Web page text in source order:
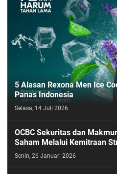
5 Alasan Rexona Men Ice
Panas Indonesia
Selasa, 14 Juli 2026
OCBC Sekuritas dan
Saham Melalui Kemitraan
Senin, 26 Januari 2026